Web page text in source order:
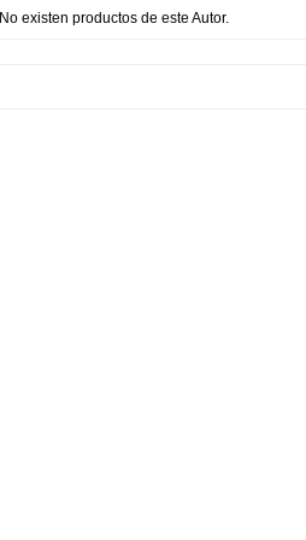
No existen productos de este Autor.